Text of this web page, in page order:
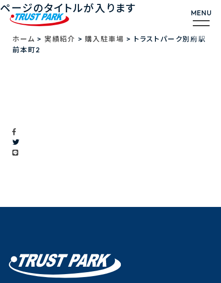
ページのタイトルが入ります
ホーム > 実績紹介 > 購入駐車場 > トラストパーク別府駅
前本町2